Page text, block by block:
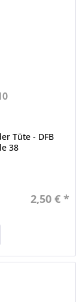
Tüte - DFB
38
2,50 € *